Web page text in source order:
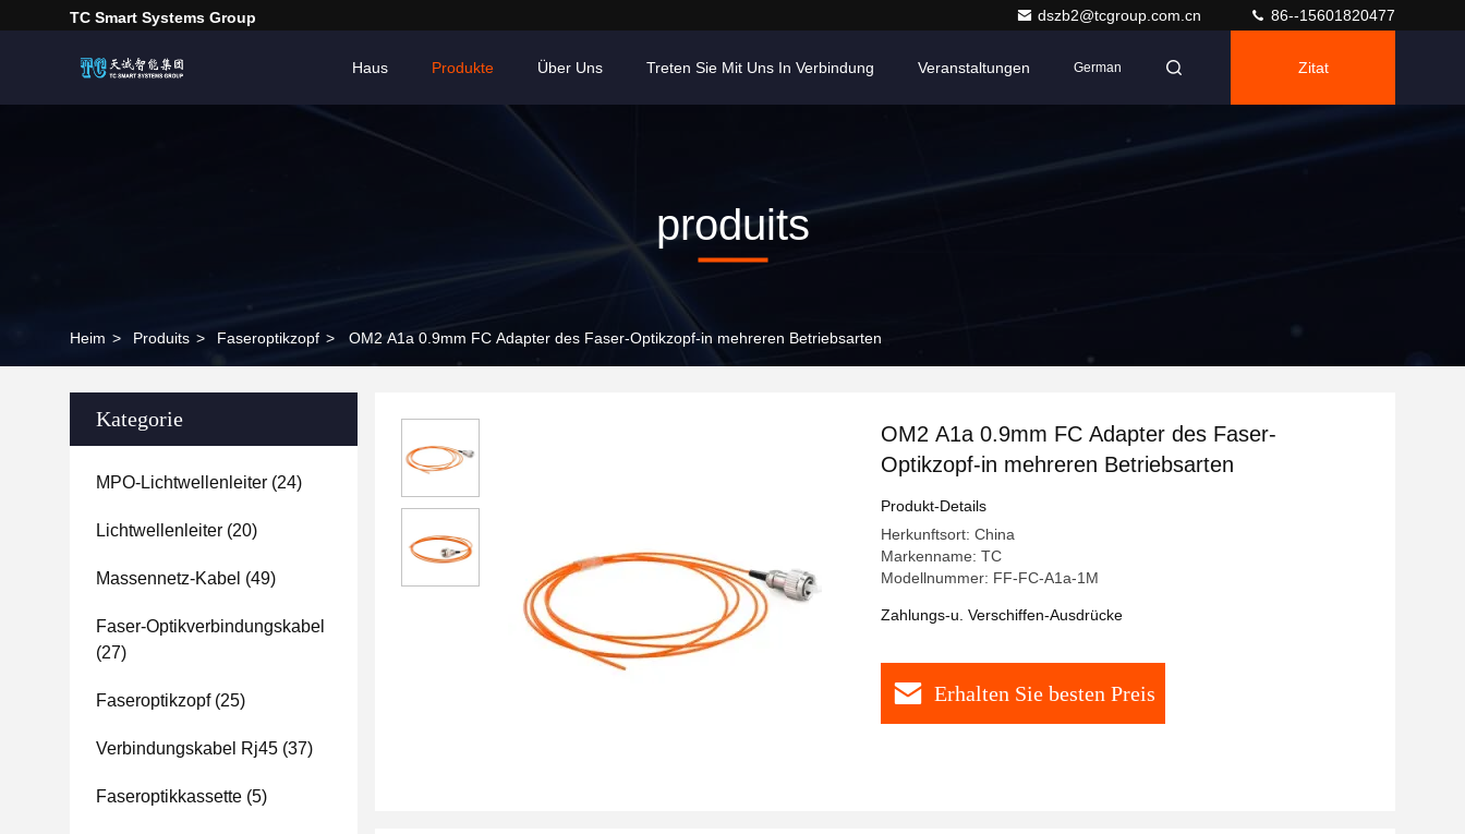
TC Smart Systems Group dszb2@tcgroup.com.cn 86--15601820477
Haus Produkte Über Uns Treten Sie Mit Uns In Verbindung Veranstaltungen German Zitat
produits
Heim > Produits > Faseroptikzopf > OM2 A1a 0.9mm FC Adapter des Faser-Optikzopf-in mehreren Betriebsarten
Kategorie
MPO-Lichtwellenleiter (24)
Lichtwellenleiter (20)
Massennetz-Kabel (49)
Faser-Optikverbindungskabel
(27)
Faseroptikzopf(25)
Verbindungskabel Rj45 (37)
Faseroptikkassette (5)
OM2 A1a 0.9mm FC Adapter des Faser-
Optikzopf-in mehreren Betriebsarten
Produkt-Details
Herkunftsort: China
Markenname: TC
Modellnummer: FF-FC-A1a-1M
Zahlungs-u. Verschiffen-Ausdrücke
Erhalten Sie besten Preis